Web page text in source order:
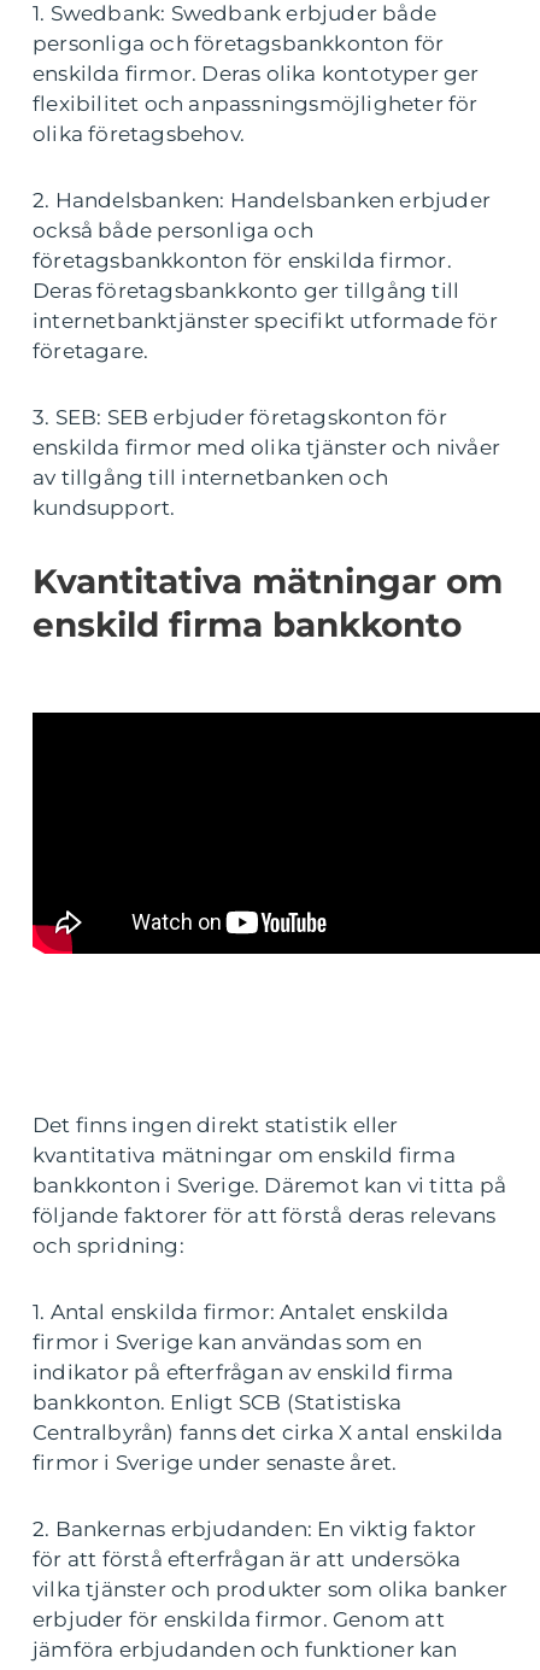
1. Swedbank: Swedbank erbjuder både
personliga och företagsbankkonton för
enskilda firmor. Deras olika kontotyper ger
flexibilitet och anpassningsmöjligheter för
olika företagsbehov.
2. Handelsbanken: Handelsbanken erbjuder
också både personliga och
företagsbankkonton för enskilda firmor.
Deras företagsbankkonto ger tillgång till
internetbanktjänster specifikt utformade för
företagare.
3. SEB: SEB erbjuder företagskonton för
enskilda firmor med olika tjänster och nivåer
av tillgång till internetbanken och
kundsupport.
Kvantitativa mätningar om
enskild firma bankkonto
Det finns ingen direkt statistik eller
kvantitativa mätningar om enskild firma
bankkonton i Sverige. Däremot kan vi titta på
följande faktorer för att förstå deras relevans
och spridning:
1. Antal enskilda firmor: Antalet enskilda
firmor i Sverige kan användas som en
indikator på efterfrågan av enskild firma
bankkonton. Enligt SCB (Statistiska
Centralbyrån) fanns det cirka X antal enskilda
firmor i Sverige under senaste året.
2. Bankernas erbjudanden: En viktig faktor
för att förstå efterfrågan är att undersöka
vilka tjänster och produkter som olika banker
erbjuder för enskilda firmor. Genom att
jämföra erbjudanden och funktioner kan